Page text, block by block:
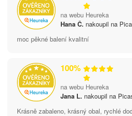
na webu Heureka
Hana Č. nakoupil na
moc pěkné balení kvalitní
100%
na webu Heureka
Jana L. nakoupil na
Krásně zabaleno, krásný obal, rychlé